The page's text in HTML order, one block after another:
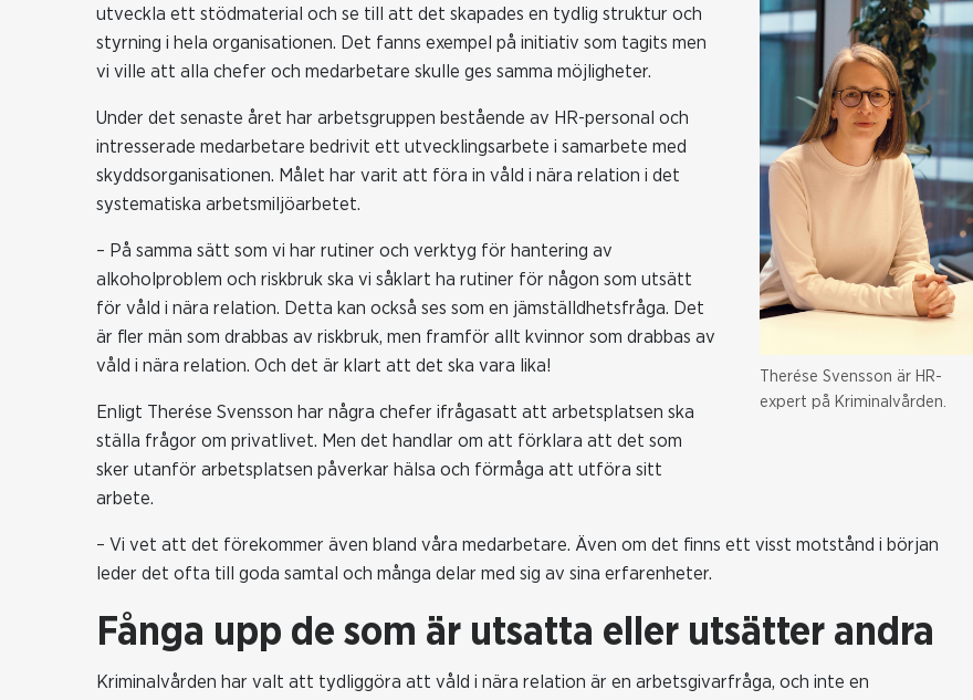
Therése Svensson är HR-
expert på Kriminalvården.
utveckla ett stödmaterial och se till att det skapades en tydlig struktur och
styrning i hela organisationen. Det fanns exempel på initiativ som tagits men
vi ville att alla chefer och medarbetare skulle ges samma möjligheter.
Under det senaste året har arbetsgruppen bestående av HR-personal och
intresserade medarbetare bedrivit ett utvecklingsarbete i samarbete med
skyddsorganisationen. Målet har varit att föra in våld i nära relation i det
systematiska arbetsmiljöarbetet.
– På samma sätt som vi har rutiner och verktyg för hantering av
alkoholproblem och riskbruk ska vi såklart ha rutiner för någon som utsätt
för våld i nära relation. Detta kan också ses som en jämställdhetsfråga. Det
är fler män som drabbas av riskbruk, men framför allt kvinnor som drabbas av
våld i nära relation. Och det är klart att det ska vara lika!
Enligt Therése Svensson har några chefer ifrågasatt att arbetsplatsen ska
ställa frågor om privatlivet. Men det handlar om att förklara att det som
sker utanför arbetsplatsen påverkar hälsa och förmåga att utföra sitt
arbete.
– Vi vet att det förekommer även bland våra medarbetare. Även om det finns ett visst motstånd i början
leder det ofta till goda samtal och många delar med sig av sina erfarenheter.
Fånga upp de som är utsatta eller utsätter andra
Kriminalvården har valt att tydliggöra att våld i nära relation är en arbetsgivarfråga, och inte en